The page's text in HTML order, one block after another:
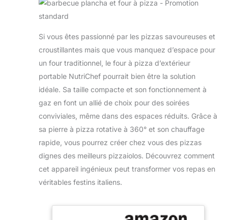
Si vous êtes passionné par les pizzas savoureuses et
croustillantes mais que vous manquez d’espace pour
un four traditionnel, le four à pizza d’extérieur
portable NutriChef pourrait bien être la solution
idéale. Sa taille compacte et son fonctionnement à
gaz en font un allié de choix pour des soirées
conviviales, même dans des espaces réduits. Grâce à
sa pierre à pizza rotative à 360° et son chauffage
rapide, vous pourrez créer chez vous des pizzas
dignes des meilleurs pizzaiolos. Découvrez comment
cet appareil ingénieux peut transformer vos repas en
véritables festins italiens.